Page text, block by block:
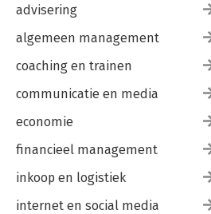
advisering
algemeen management
coaching en trainen
communicatie en media
economie
financieel management
inkoop en logistiek
internet en social media